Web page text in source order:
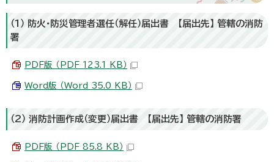
（1） 防火・防災管理者選任（解任）届出書 【届出先】 管轄の消防
署
PDF版 （PDF 123.1 KB）
Word版 （Word 35.0 KB）
（2） 消防計画作成（変更）届出書 【届出先】 管轄の消防署
PDF版 （PDF 85.8 KB）